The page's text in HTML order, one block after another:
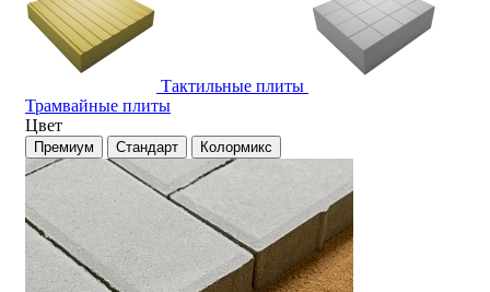
Тактильные плиты
Трамвайные плиты
Цвет
Премиум Стандарт Колормикс